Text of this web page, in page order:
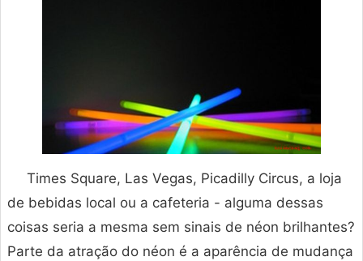
Times Square, Las Vegas, Picadilly Circus, a loja
de bebidas local ou a cafeteria - alguma dessas
coisas seria a mesma sem sinais de néon brilhantes?
Parte da atração do néon é a aparência de mudança